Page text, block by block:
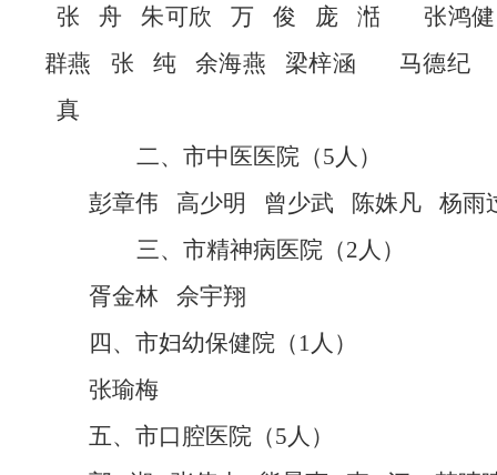
张
舟 朱可欣 万 俊 庞 湉
张鸿健
群燕
张 纯 余海燕 梁梓涵
马德纪
真
二、市中医医院（5人）
彭章伟
高少明 曾少武 陈姝凡
杨雨
三、市精神病医院（2人）
胥金林
佘宇翔
四、市妇幼保健院（ 1人）
张瑜梅
五、市口腔医院（5人）